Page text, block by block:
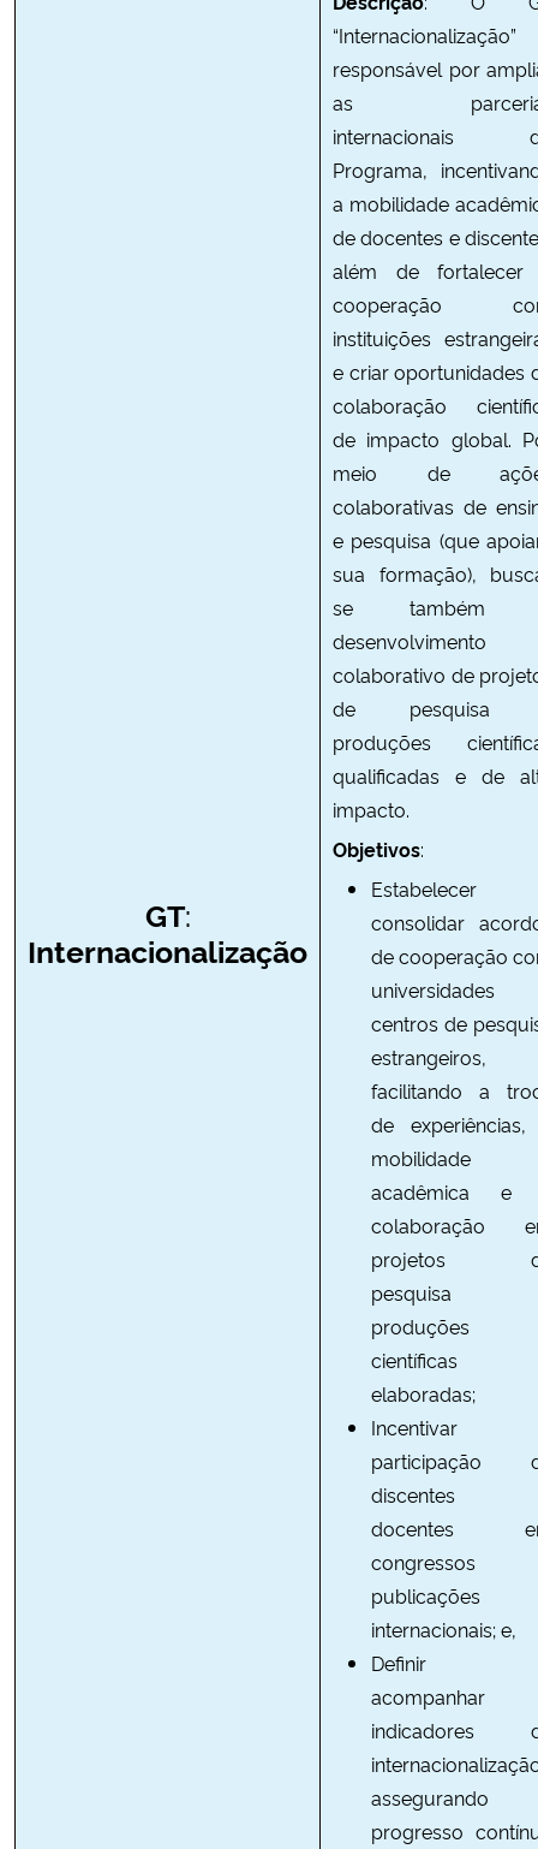
GT:
Internacionalização
responsável por
as
internacionais
Programa,
a mobilidade
de docentes e
além de fortalecer
cooperação
instituições
e criar oportunidades
colaboração
de impacto global.
meio de
colaborativas de
e pesquisa (que
sua formação),
se também
desenvolvimento
colaborativo de
de pesquisa
produções
qualificadas e de
impacto.
Objetivos:
Estabelecer
consolidar
de cooperação
universidades
centros de
estrangeiros,
facilitando a
de
mobilidade
acadêmica e
colaboração
projetos
pesquisa
produções
científicas
elaboradas;
Incentivar
participação
discentes
docentes
congressos
publicações
internacionais; e,
Definir
acompanhar
indicadores
assegurando
progresso